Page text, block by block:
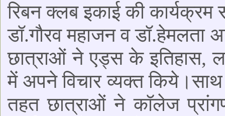
रिबन क्लब इकाई की कार्यक्रम
डॉ.गौरव महाजन व डॉ.हेमलता
छात्राओं ने एड्स के इतिहास,
में अपने विचार व्यक्त
तहत छात्राओं ने कॉलेज